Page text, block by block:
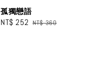
孤獨戀語
Sale
NT$ 252 Regular
NT$ 360